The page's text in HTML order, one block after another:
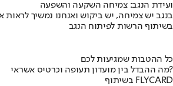
ועידת הנגב: צמיחה השקעה והשפעה
בנגב יש צמיחה, יש ביקוש ואנחנו נמשיך לראות
בשיתוף הרשות לפיתוח הנגב
כל ההטבות שמגיעות לכם
מה ההבדל בין מועדון תעופה וכרטיס אשראי?
בשיתוף FLYCARD